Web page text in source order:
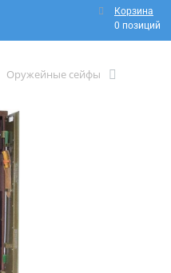
Корзина
0 позиций
Оружейные сейфы